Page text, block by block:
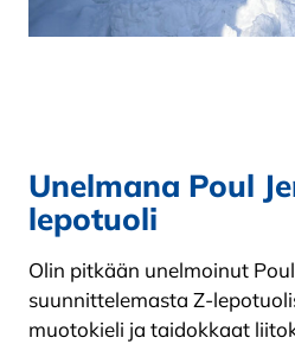
Unelmana Poul
lepotuoli
Olin pitkään unelmoinut
suunnittelemasta Z-
muotokieli ja taidokkaat